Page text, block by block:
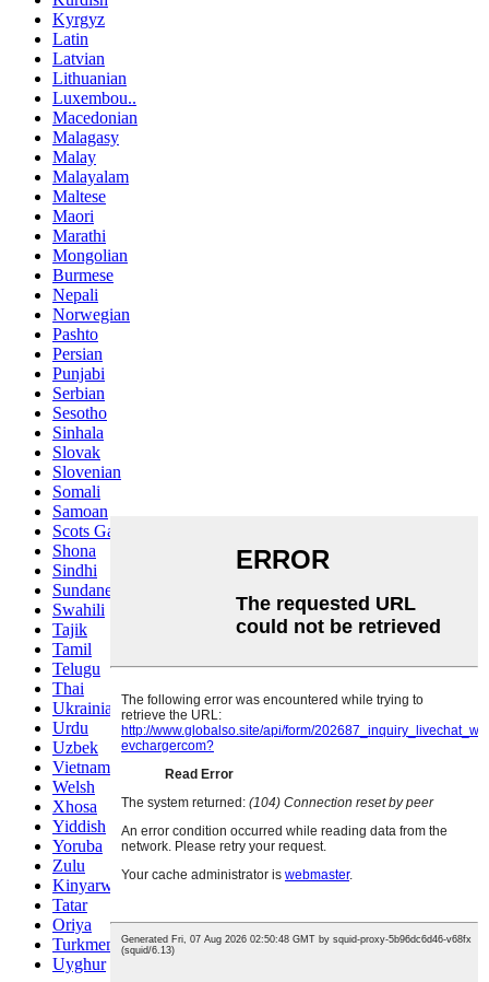
Kyrgyz
Latin
Latvian
Lithuanian
Luxembou..
Macedonian
Malagasy
Malay
Malayalam
Maltese
Maori
Marathi
Mongolian
Burmese
Nepali
Norwegian
Pashto
Persian
Punjabi
Serbian
Sesotho
Sinhala
Slovak
Slovenian
Somali
Samoan
Scots Gaelic
Shona
Sindhi
Sundanese
Swahili
Tajik
Tamil
Telugu
Thai
Ukrainian
Urdu
Uzbek
Vietnamese
Welsh
Xhosa
Yiddish
Yoruba
Zulu
Kinyarwanda
Tatar
Oriya
Turkmen
Uyghur